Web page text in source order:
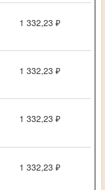
1 332,23 ₽
1 332,23 ₽
1 332,23 ₽
1 332,23 ₽